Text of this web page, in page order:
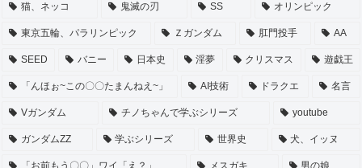
猫、ネッコ 鬼滅の刃 SS オリンピック
東京五輪、パラリンピック Ｚガンダム 肛門投手 AA
SEED バニー 日本史 淫夢 クリスマス 遊戯王
「んほぉ~この〇〇たまんねえ~」 AI技術 ドラクエ 名言
Vガンダム チノちゃんで学ぶシリーズ youtube
ガンダムZZ 学ぶシリーズ 世界史 犬、イッヌ